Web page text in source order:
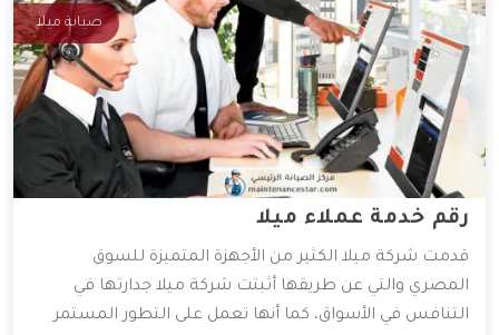
صيانة ميلا
رقم خدمة عملاء ميلا
قدمت شركة ميلا الكثير من الأجهزة المتميزة للسوق
المصري والتي عن طريقها أثبتت شركة ميلا جدارتها في
التنافس في الأسواق، كما أنها تعمل على التطور المستمر